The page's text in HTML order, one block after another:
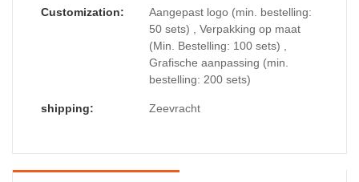
Customization:
Aangepast logo (min. bestelling:
50 sets) , Verpakking op maat
(Min. Bestelling: 100 sets) ,
Grafische aanpassing (min.
bestelling: 200 sets)
shipping: Zeevracht